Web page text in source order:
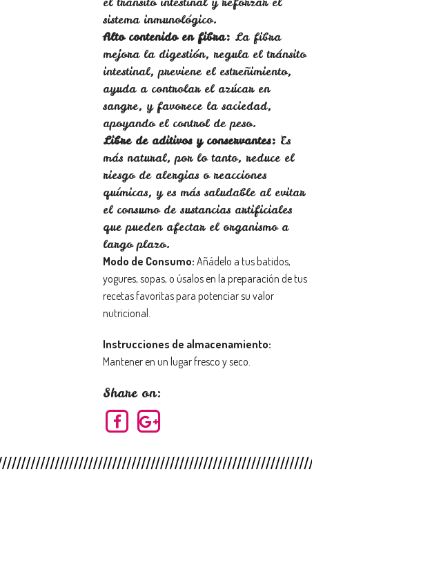
sistema inmunológico.
Alto contenido en fibra: La fibra
mejora la digestión, regula el tránsito
intestinal, previene el estreñimiento,
ayuda a controlar el azúcar en
sangre, y favorece la saciedad,
apoyando el control de peso.
Libre de aditivos y conservantes: Es
más natural, por lo tanto, reduce el
riesgo de alergias o reacciones
químicas, y es más saludable al evitar
el consumo de sustancias artificiales
que pueden afectar el organismo a
largo plazo.
Modo de Consumo: Añádelo a tus batidos,
yogures, sopas, o úsalos en la preparación de tus
recetas favoritas para potenciar su valor
nutricional.
Instrucciones de almacenamiento:
Mantener en un lugar fresco y seco.
Share on: